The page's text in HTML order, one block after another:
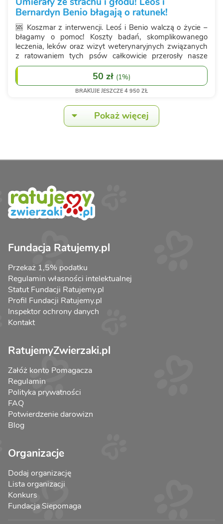
Bernardyn Benio błagają o ratunek!
🆘 Koszmar z interwencji. Leoś i Benio walczą o życie –
błagamy o pomoc! Koszty badań, skomplikowanego
leczenia, leków oraz wizyt weterynaryjnych związanych
z ratowaniem tych psów całkowicie przerosły nasze
bieżące możliwości na tę interwencję. Czas ucieka, a te
potwornie skrzywdzone i udręczone z...
50 zł (1%)
BRAKUJE JESZCZE 4 950 ZŁ
Pokaż więcej
Fundacja Ratujemy.pl
Przekaż 1,5% podatku
Regulamin własności intelektualnej
Statut Fundacji Ratujemy.pl
Profil Fundacji Ratujemy.pl
Inspektor ochrony danych
Kontakt
RatujemyZwierzaki.pl
Załóż konto Pomagacza
Regulamin
Polityka prywatności
FAQ
Potwierdzenie darowizn
Blog
Organizacje
Dodaj organizację
Lista organizacji
Konkurs
Fundacja Siepomaga